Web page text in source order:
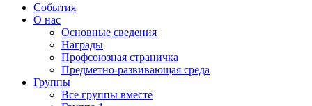
События
О нас
Основные сведения
Награды
Профсоюзная страничка
Предметно-развивающая среда
Группы
Все группы вместе